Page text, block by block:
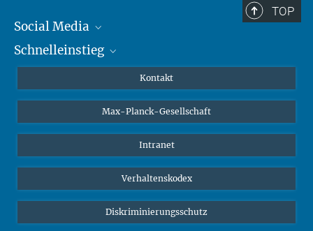
TOP
Social Media
Mastodon
Schnelleinstieg
Studierende
Schüler*innen
Öffentlichkeit
Alumnae | Alumni
Kontakt
Max-Planck-Gesellschaft
Intranet
Verhaltenskodex
Diskriminierungsschutz